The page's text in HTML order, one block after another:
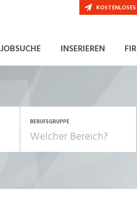
JOBSUCHE INSERIEREN
BERUFSGRUPPE